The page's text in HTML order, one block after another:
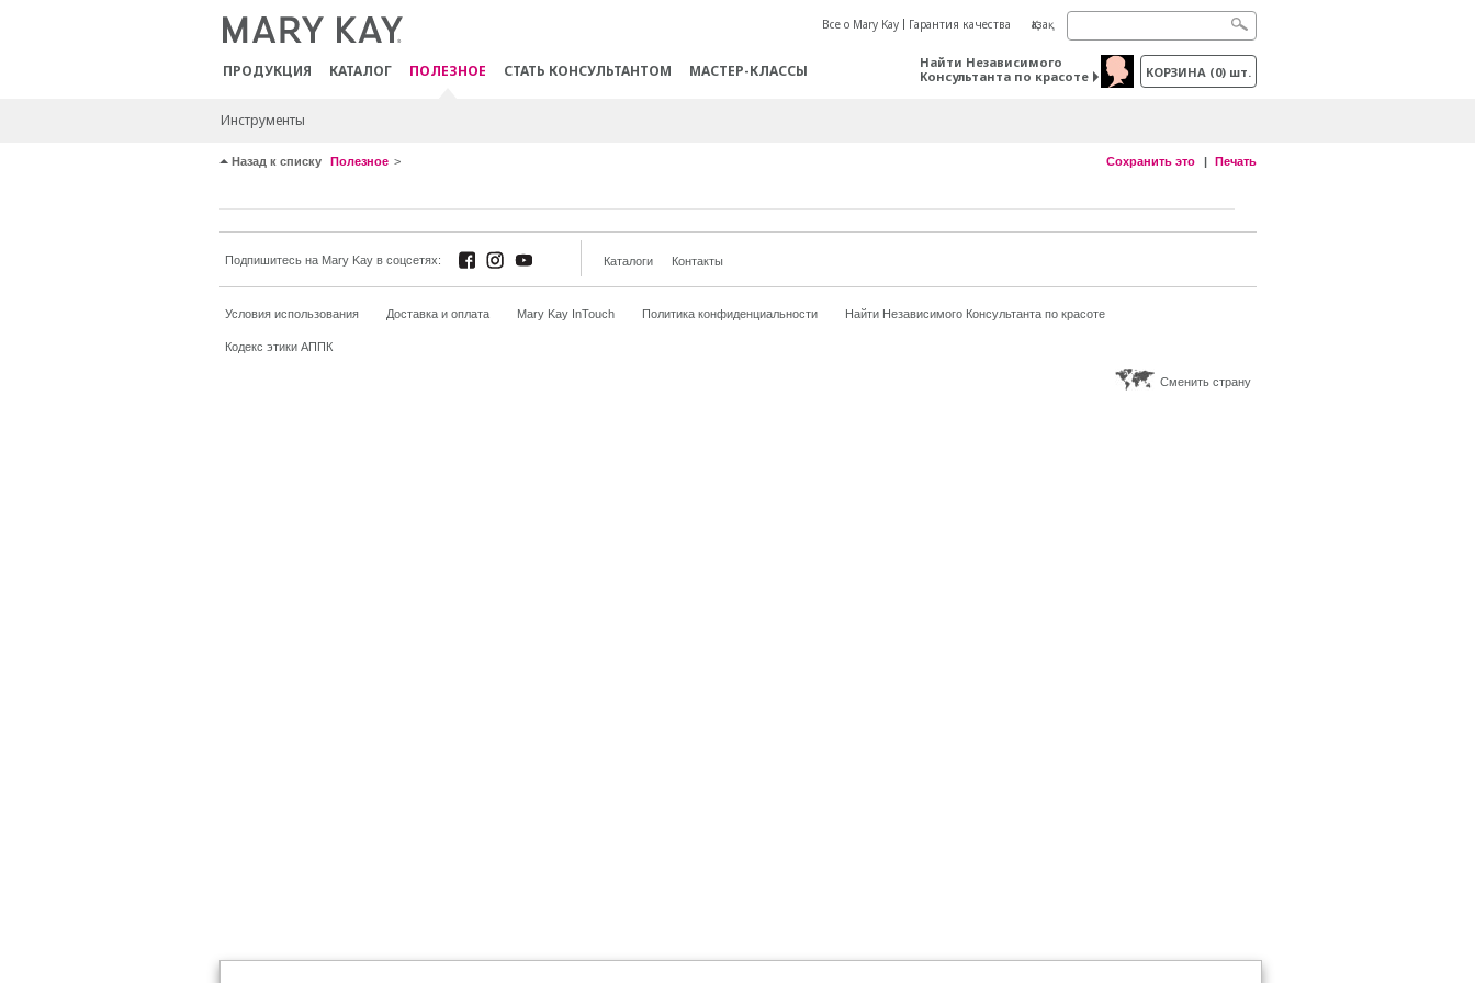
ПРОДУКЦИЯ КАТАЛОГ ПОЛЕЗНОЕ СТАТЬ КОНСУЛЬТАНТОМ МАСТЕР-КЛАССЫ
Все о Mary Kay Гарантия качества Қазақ
Найти Независимого
Консультанта по красоте
КОРЗИНА (0) шт.
Инструменты
Назад к списку Полезное Сохранить это Печать
Подпишитесь на Mary Kay в соцсетях: Каталоги Контакты
Условия использования Доставка и оплата Mary Kay InTouch Политика конфиденциальности Найти Независимого Консультанта по красоте
Кодекс этики АППК
Сменить страну